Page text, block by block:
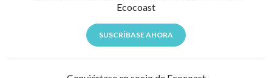
Ecocoast
SUSCRÍBASE AHORA